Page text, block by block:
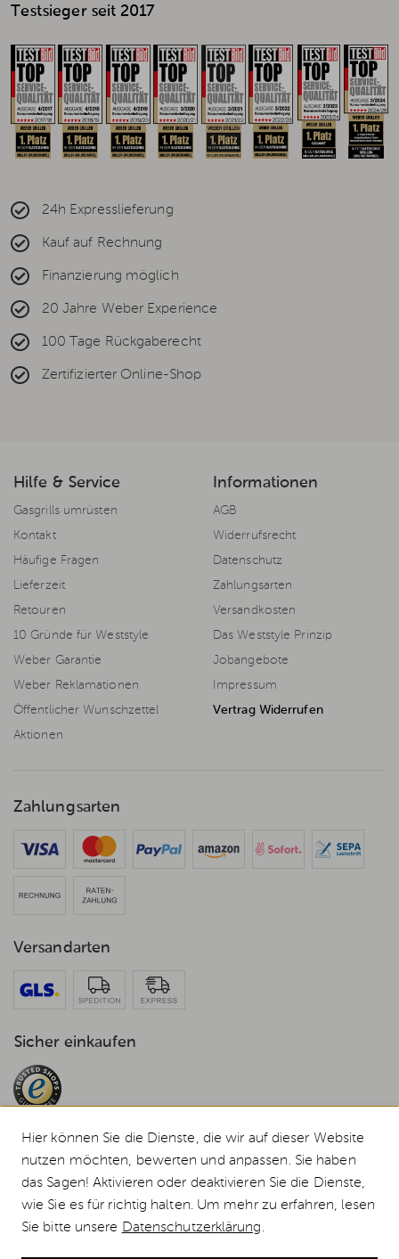
Testsieger seit 2017
24h Expresslieferung
Kauf auf Rechnung
Finanzierung möglich
20 Jahre Weber Experience
100 Tage Rückgaberecht
Zertifizierter Online-Shop
Hilfe & Service
Gasgrills umrüsten
Kontakt
Häufige Fragen
Lieferzeit
Retouren
10 Gründe für Weststyle
Weber Garantie
Weber Reklamationen
Öffentlicher Wunschzettel
Aktionen
Informationen
AGB
Widerrufsrecht
Datenschutz
Zahlungsarten
Versandkosten
Das Weststyle Prinzip
Jobangebote
Impressum
Vertrag Widerrufen
Zahlungsarten
Versandarten
Sicher einkaufen
© 2026 Weststyle GmbH · Europas grosser Weber Spezialist
Alle Preise inkl. MwSt., inkl. Verpackungskosten und zzgl.
Durchgestrichene Preise entsprechen dem bisherigen Preis bei Weststyle.
Hier können Sie die Dienste, die wir auf dieser Website
nutzen möchten, bewerten und anpassen. Sie haben
das Sagen! Aktivieren oder deaktivieren Sie die Dienste,
wie Sie es für richtig halten. Um mehr zu erfahren, lesen
Sie bitte unsere Datenschutzerklärung.